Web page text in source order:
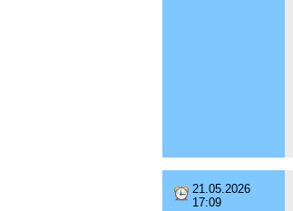
21.05.2026
17:09